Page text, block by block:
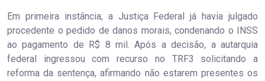
Em primeira instância, a Justiça Federal já havia julgado
procedente o pedido de danos morais, condenando o INSS
ao pagamento de R$ 8 mil. Após a decisão, a autarquia
federal ingressou com recurso no TRF3 solicitando a
reforma da sentença, afirmando não estarem presentes os